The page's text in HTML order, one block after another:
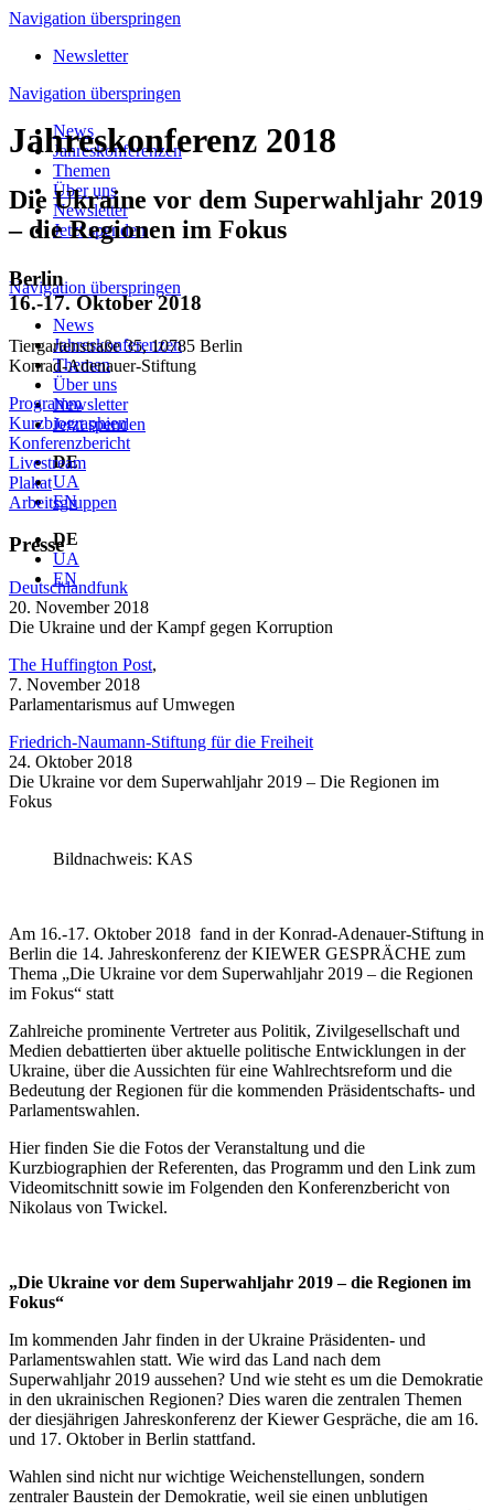
Navigation überspringen
Newsletter
Navigation überspringen
News
Jahreskonferenzen
Themen
Über uns
Newsletter
Jetzt spenden
Navigation überspringen
News
Jahreskonferenzen
Themen
Über uns
Newsletter
Jetzt spenden
DE
UA
EN
DE
UA
EN
Jahreskonferenz 2018
Die Ukraine vor dem Superwahljahr 2019
– die Regionen im Fokus
Berlin
16.-17. Oktober 2018
Tiergartenstraße 35, 10785 Berlin
Konrad-Adenauer-Stiftung
Programm
Kurzbiographien
Konferenzbericht
Livestream
Plakat
Arbeitsgruppen
Presse
Deutschlandfunk
20. November 2018
Die Ukraine und der Kampf gegen Korruption
The Huffington Post,
7. November 2018
Parlamentarismus auf Umwegen
Friedrich-Naumann-Stiftung für die Freiheit
24. Oktober 2018
Die Ukraine vor dem Superwahljahr 2019 – Die Regionen im
Fokus
Bildnachweis: KAS
Am 16.-17. Oktober 2018 fand in der Konrad-Adenauer-Stiftung in
Berlin die 14. Jahreskonferenz der KIEWER GESPRÄCHE zum
Thema „Die Ukraine vor dem Superwahljahr 2019 – die Regionen
im Fokus“ statt
Zahlreiche prominente Vertreter aus Politik, Zivilgesellschaft und
Medien debattierten über aktuelle politische Entwicklungen in der
Ukraine, über die Aussichten für eine Wahlrechtsreform und die
Bedeutung der Regionen für die kommenden Präsidentschafts- und
Parlamentswahlen.
Hier finden Sie die Fotos der Veranstaltung und die
Kurzbiographien der Referenten, das Programm und den Link zum
Videomitschnitt sowie im Folgenden den Konferenzbericht von
Nikolaus von Twickel.
„Die Ukraine vor dem Superwahljahr 2019 – die Regionen im
Fokus“
Im kommenden Jahr finden in der Ukraine Präsidenten- und
Parlamentswahlen statt. Wie wird das Land nach dem
Superwahljahr 2019 aussehen? Und wie steht es um die Demokratie
in den ukrainischen Regionen? Dies waren die zentralen Themen
der diesjährigen Jahreskonferenz der Kiewer Gespräche, die am 16.
und 17. Oktober in Berlin stattfand.
Wahlen sind nicht nur wichtige Weichenstellungen, sondern
zentraler Baustein der Demokratie, weil sie einen unblutigen